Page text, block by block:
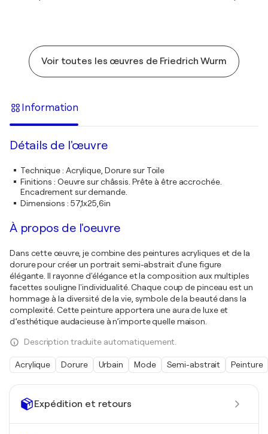
Expédition et retours
Voir toutes les œuvres de Friedrich Wurm
Information
Détails de l'œuvre
Technique: Acrylique, Dorure sur Toile
Finitions : Oeuvre sur châssis. Prête à être accrochée.
Encadrement sur demande.
Dimensions : 57,1x25,6in
À propos de l'oeuvre
Dans cette œuvre, je combine des peintures acryliques et de la
dorure pour créer un portrait semi-abstrait d'une figure
élégante. Il rayonne d'élégance et la composition aux multiples
facettes souligne l'individualité. Chaque coup de pinceau est un
hommage à la diversité de la vie, symbole de la beauté dans la
complexité. Cette peinture apportera une aura de luxe et
d’esthétique audacieuse à n’importe quelle maison.
Description traduite automatiquement.
Acrylique Dorure Urbain Mode Semi-abstrait Peinture